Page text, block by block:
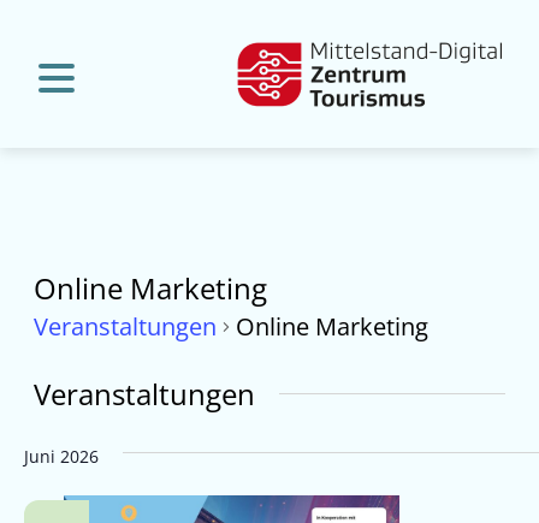
Online Marketing
Veranstaltungen Online Marketing
Veranstaltungen
Juni 2026